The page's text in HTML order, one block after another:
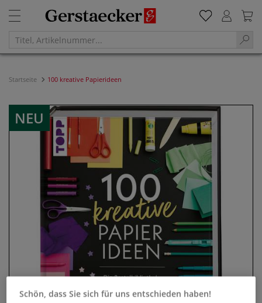
Startseite 100 kreative Papierideen
NEU
Schön, dass Sie sich für uns entschieden haben!